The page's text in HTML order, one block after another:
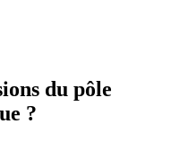
du pôle
?